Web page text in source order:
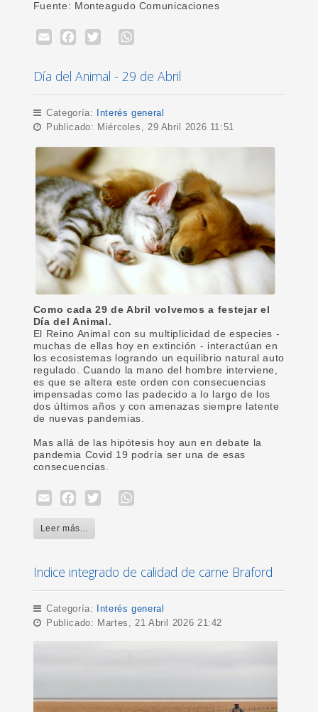
Fuente: Monteagudo Comunicaciones
EmailFacebook
Twitter
Día del Animal - 29 de Abril
Categoría:
Interés general
Publicado: Miércoles, 29 Abril 2026 11:51
Como cada 29 de Abril volvemos a festejar el
Día del Animal.
El Reino Animal con su multiplicidad de especies -
muchas de ellas hoy en extinción - interactúan en
los ecosistemas logrando un equilibrio natural auto
regulado. Cuando la mano del hombre interviene,
es que se altera este orden con consecuencias
impensadas como las padecido a lo largo de los
dos últimos años y con amenazas siempre latente
de nuevas pandemias.
Mas allá de las hipótesis hoy aun en debate la
pandemia Covid 19 podría ser una de esas
consecuencias.
EmailFacebook
Twitter
Leer más...
Indice integrado de calidad de carne Braford
Categoría:
Interés general
Publicado: Martes, 21 Abril 2026 21:42